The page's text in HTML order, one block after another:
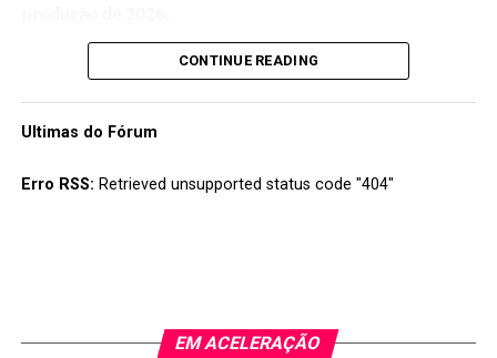
A marca de Maranello prevê uma produção de cerca de
primeiro ano parece que tal será conseguido sem grande
CONTINUE READING
Ultimas do Fórum
Erro RSS: Retrieved unsupported status code "404"
EM ACELERAÇÃO